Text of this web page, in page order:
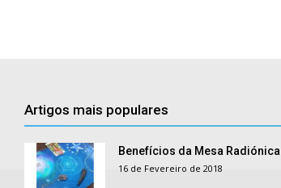
Artigos mais populares
Benefícios da Mesa Radiónica
16 de Fevereiro de 2018